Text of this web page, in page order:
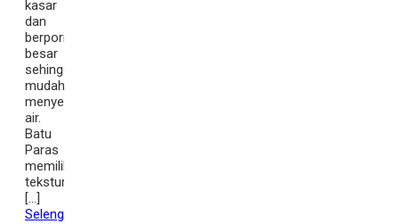
kasar
dan
berpori
besar
sehingga
mudah
menyerap
air.
Batu
Paras
memiliki
tekstur
[…]
Selengkapnya